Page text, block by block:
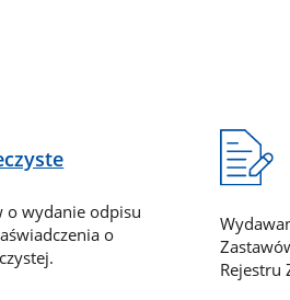
o wydanie odpisu
o
Rejestru